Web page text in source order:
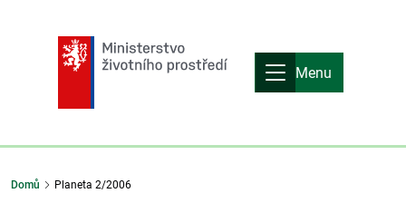
Menu
Domů Planeta 2/2006